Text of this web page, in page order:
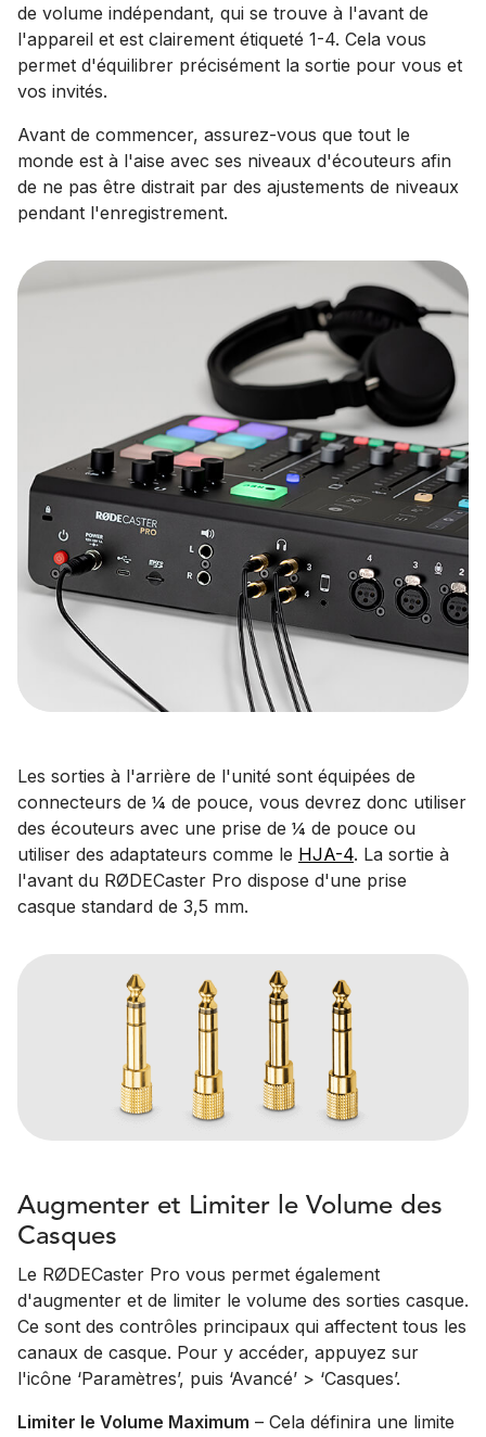
de volume indépendant, qui se trouve à l'avant de
l'appareil et est clairement étiqueté 1-4. Cela vous
permet d'équilibrer précisément la sortie pour vous et
vos invités.
Avant de commencer, assurez-vous que tout le
monde est à l'aise avec ses niveaux d'écouteurs afin
de ne pas être distrait par des ajustements de niveaux
pendant l'enregistrement.
Les sorties à l'arrière de l'unité sont équipées de
connecteurs de ¼ de pouce, vous devrez donc utiliser
des écouteurs avec une prise de ¼ de pouce ou
utiliser des adaptateurs comme le HJA-4. La sortie à
l'avant du RØDECaster Pro dispose d'une prise
casque standard de 3,5 mm.
Augmenter et Limiter le Volume des
Casques
Le RØDECaster Pro vous permet également
d'augmenter et de limiter le volume des sorties casque.
Ce sont des contrôles principaux qui affectent tous les
canaux de casque. Pour y accéder, appuyez sur
l'icône ‘Paramètres’, puis ‘Avancé’ > ‘Casques’.
Limiter le Volume Maximum – Cela définira une limite